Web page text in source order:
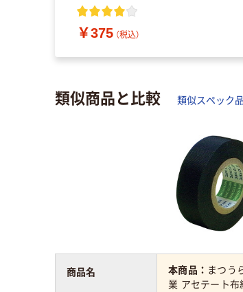
￥375 （税込）
類似商品と比較 類似スペック
本商品： まつう
業 アセテート布
商品名